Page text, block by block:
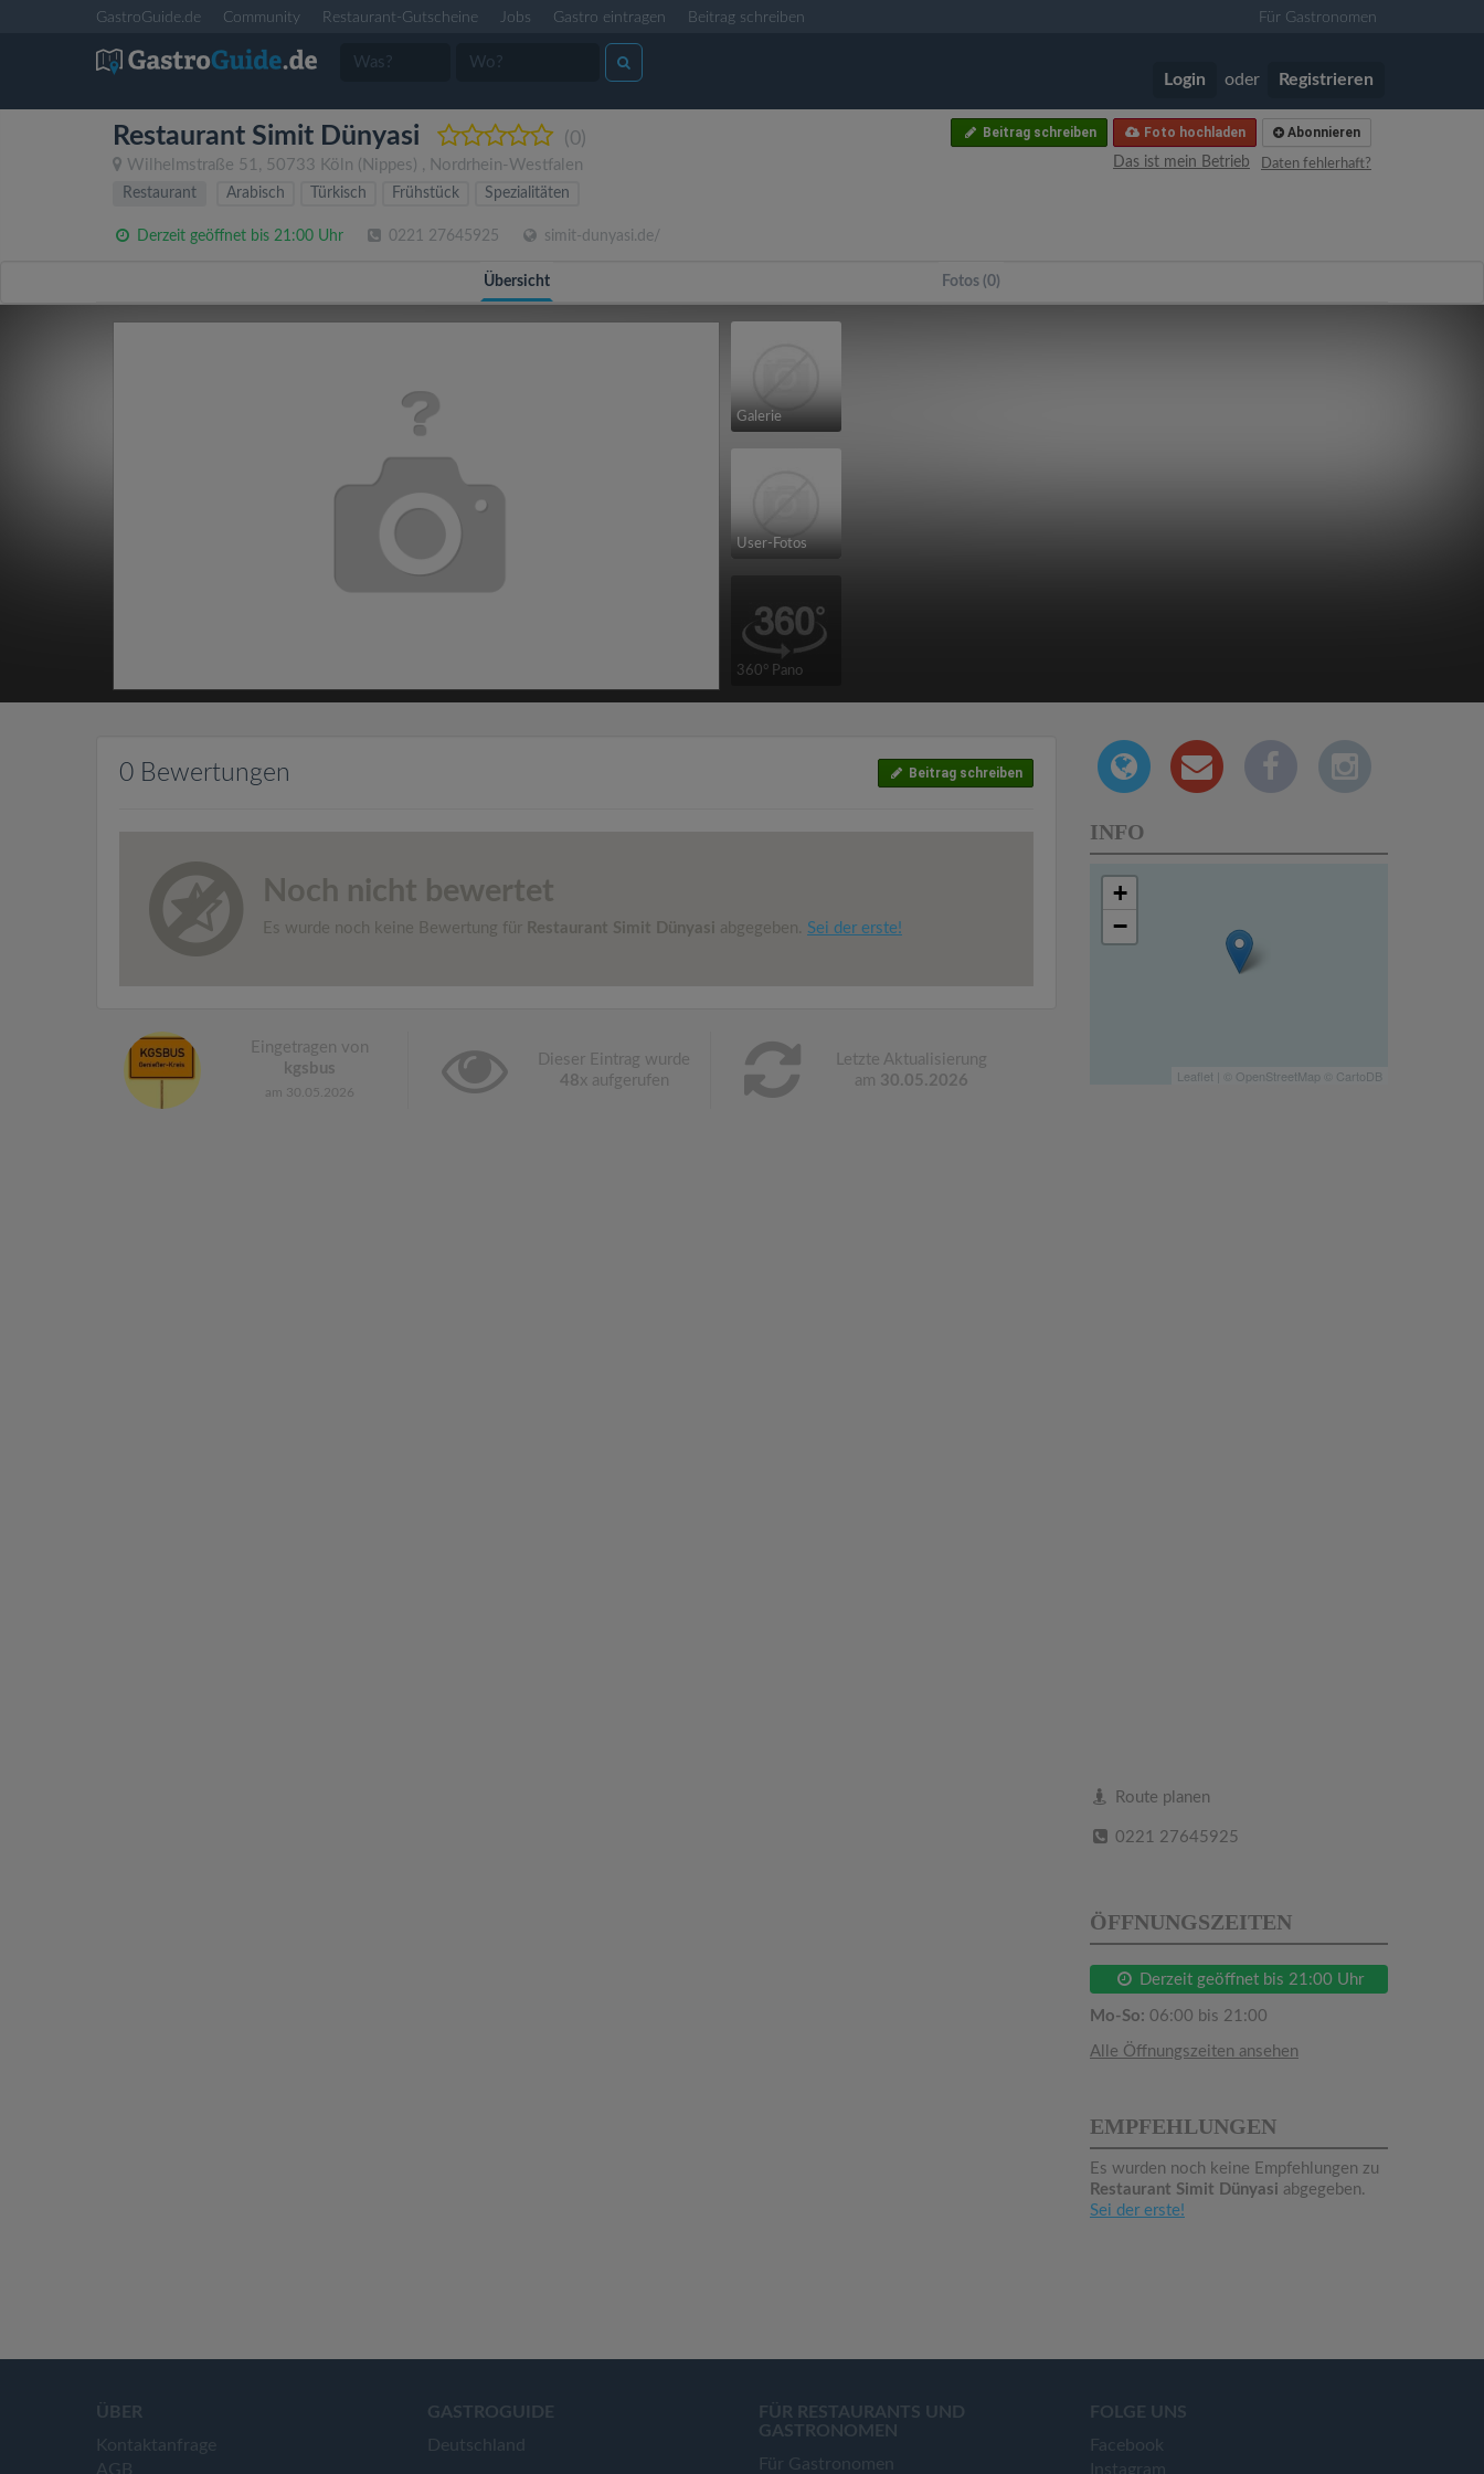
GastroGuide.de Community Restaurant-Gutscheine Jobs Gastro eintragen Beitrag schreiben Für Gastronomen
Login oder Registrieren
Restaurant Simit Dünyasi (0)
Wilhelmstraße 51 , 50733 Köln (Nippes) , Nordrhein-Westfalen
Abonnieren
Foto hochladen
Beitrag schreiben
Daten fehlerhaft?
Das ist mein Betrieb
Restaurant
Arabisch Türkisch Frühstück Spezialitäten
Derzeit geöffnet bis 21:00 Uhr 0221 27645925 simit-dunyasi.de/
Übersicht Fotos (0)
Galerie
User-Fotos
360° Pano
0 Bewertungen Beitrag schreiben
Noch nicht bewertet
Es wurde noch keine Bewertung für Restaurant Simit Dünyasi abgegeben. Sei der erste!
Eingetragen von
kgsbus
am 30.05.2026
Dieser Eintrag wurde
48x aufgerufen
Letzte Aktualisierung
am 30.05.2026
INFO
+
−
Leaflet OpenStreetMap CartoDB
Route planen
0221 27645925
ÖFFNUNGSZEITEN
Derzeit geöffnet bis 21:00 Uhr
Mo-So: 06:00 bis 21:00
Alle Öffnungszeiten ansehen
EMPFEHLUNGEN
Es wurden noch keine Empfehlungen zu
Restaurant Simit Dünyasi abgegeben.
Sei der erste!
ÜBER
Kontaktanfrage
AGB
GASTROGUIDE
Deutschland
FÜR RESTAURANTS UND
GASTRONOMEN
Für Gastronomen
FOLGE UNS
Facebook
Instagram